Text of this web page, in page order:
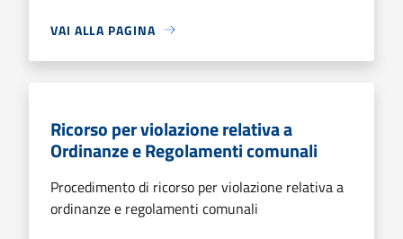
VAI ALLA PAGINA
Ricorso per violazione relativa a
Ordinanze e Regolamenti comunali
Procedimento di ricorso per violazione relativa a
ordinanze e regolamenti comunali